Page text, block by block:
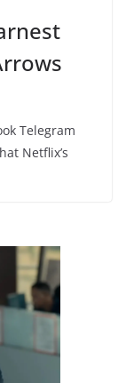
Telegram
Netflix’s